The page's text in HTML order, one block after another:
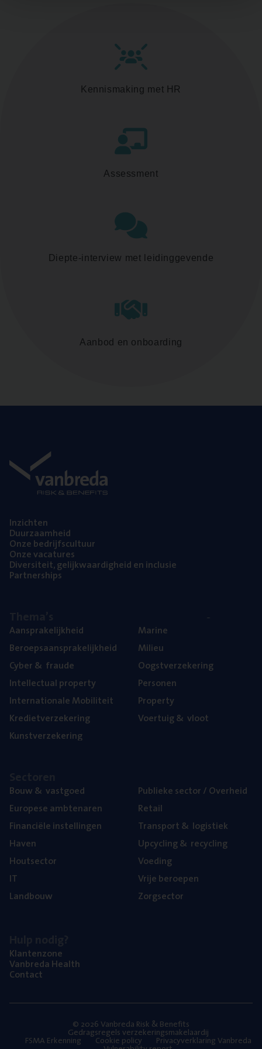
Kennismaking met HR
Assessment
Diepte-interview met leidinggevende
Aanbod en onboarding
Inzich­ten
Duur­zaam­heid
Onze bedrijfs­cul­tuur
Onze vaca­tu­res
Diver­si­teit, gelijk­waar­dig­heid en inclusie
Part­ner­ships
Aan­spra­ke­lijk­heid
Beroeps­aan­spra­ke­lijk­heid
Cyber& fraude
Intel­lec­tu­al property
Inter­na­ti­o­na­le Mobiliteit
Kre­diet­ver­ze­ke­ring
Kunst­ver­ze­ke­ring
Mari­ne
Mili­eu
Oogst­ver­ze­ke­ring
Per­so­nen
Pro­per­ty
Voer­tuig& vloot
Bouw& vastgoed
Euro­pe­se ambtenaren
Finan­ci­ë­le instellingen
Haven
Hout­sec­tor
IT
Land­bouw
Publie­ke sec­tor / Overheid
Retail
Trans­port& logistiek
Upcy­cling& recycling
Voe­ding
Vrije beroe­pen
Zorg­sec­tor
Klan­ten­zo­ne
Van­b­re­da Health
Con­tact
© 2026 Vanbreda Risk & Benefits
Gedragsregels verzekeringsmakelaardij
FSMA Erkenning Cookie policy Privacyverklaring Vanbreda